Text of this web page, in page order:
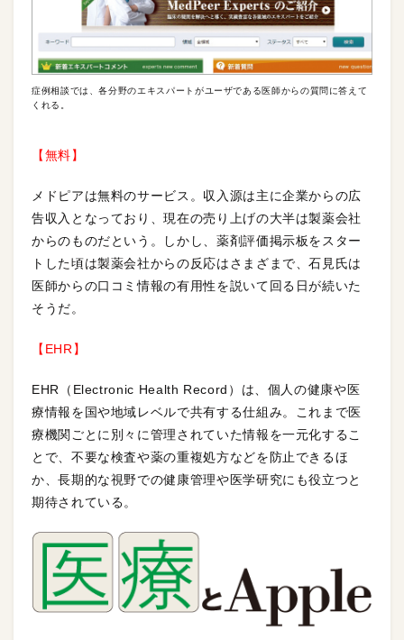
症例相談では、各分野のエキスパートがユーザである医師からの質問に答えて
くれる。
【無料】
メドピアは無料のサービス。収入源は主に企業からの広
告収入となっており、現在の売り上げの大半は製薬会社
からのものだという。しかし、薬剤評価掲示板をスター
トした頃は製薬会社からの反応はさまざまで、石見氏は
医師からの口コミ情報の有用性を説いて回る日が続いた
そうだ。
【EHR】
EHR（Electronic Health Record）は、個人の健康や医
療情報を国や地域レベルで共有する仕組み。これまで医
療機関ごとに別々に管理されていた情報を一元化するこ
とで、不要な検査や薬の重複処方などを防止できるほ
か、長期的な視野での健康管理や医学研究にも役立つと
期待されている。